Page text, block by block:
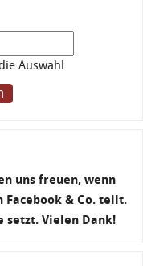
Auswahl
uns freuen, wenn
& Co. teilt.
setzt. Vielen Dank!